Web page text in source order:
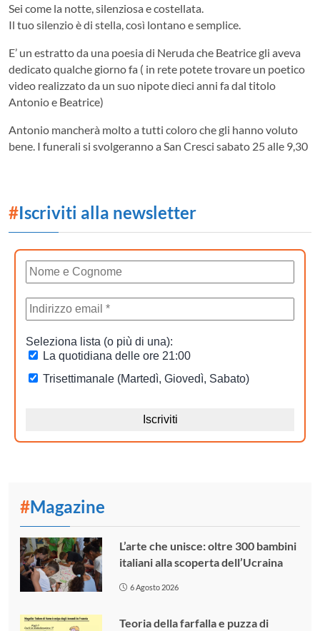
Sei come la notte, silenziosa e costellata.
Il tuo silenzio è di stella, così lontano e semplice.
E’ un estratto da una poesia di Neruda che Beatrice gli aveva
dedicato qualche giorno fa ( in rete potete trovare un poetico
video realizzato da un suo nipote dieci anni fa dal titolo
Antonio e Beatrice)
Antonio mancherà molto a tutti coloro che gli hanno voluto
bene. I funerali si svolgeranno a San Cresci sabato 25 alle 9,30
#Iscriviti alla newsletter
#Magazine
L’arte che unisce: oltre 300 bambini
italiani alla scoperta dell’Ucraina
6 Agosto 2026
Teoria della farfalla e puzza di